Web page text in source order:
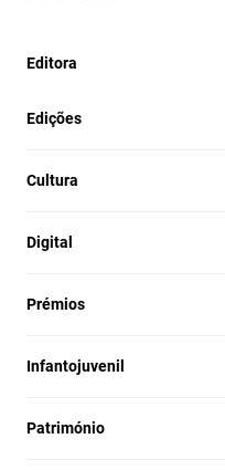
Editora
Edições
Cultura
Digital
Prémios
Infantojuvenil
Património